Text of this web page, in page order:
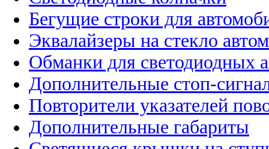
Бегущие строки для
Эквалайзеры на стекло
Обманки для светодиодных
Дополнительные стоп-
Повторители указателей
Дополнительные габариты